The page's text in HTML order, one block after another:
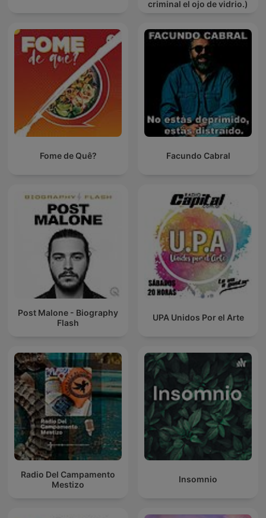
criminal el ojo de vidrio.)
Fome de Quê? Facundo Cabral
Post Malone - Biography
Flash
UPA Unidos Por el Arte
Radio Del Campamento
Mestizo
Insomnio